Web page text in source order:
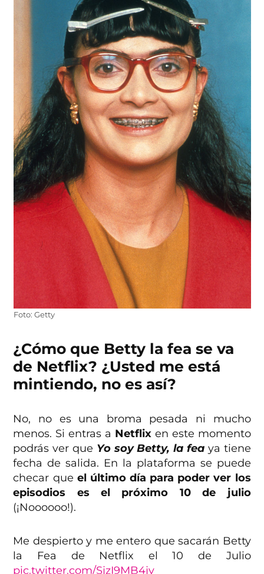
Foto: Getty
¿Cómo que Betty la fea se va
de Netflix? ¿Usted me está
mintiendo, no es así?
No, no es una broma pesada ni mucho
menos. Si entras a Netflixen este momento
podrás ver que Yo soy Betty, la fea ya tiene
fecha de salida. En la plataforma se puede
checar que el último día para poder ver los
episodios es el próximo 10 de julio
(¡Noooooo!).
Me despierto y me entero que sacarán Betty
la Fea de Netflix el 10 de Julio
pic.twitter.com/SjzI9MB4jv